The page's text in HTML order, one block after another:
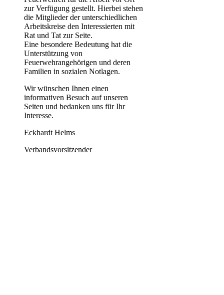
zur Verfügung gestellt. Hierbei stehen
die Mitglieder der unterschiedlichen
Arbeitskreise den Interessierten mit
Rat und Tat zur Seite.
Eine besondere Bedeutung hat die
Unterstützung von
Feuerwehrangehörigen und deren
Familien in sozialen Notlagen.
Wir wünschen Ihnen einen
informativen Besuch auf unseren
Seiten und bedanken uns für Ihr
Interesse.
Eckhardt Helms
Verbandsvorsitzender